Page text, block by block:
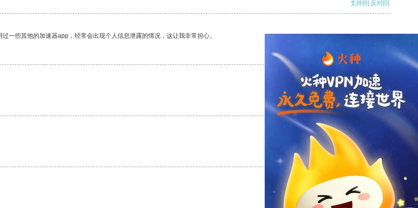
支持[0] 反对[0]
一些其他的加速器app，经常会出现个人信息泄露的情况，这让我非常担心。
支持
支持[0] 反对[0]
支持[0] 反对[0]